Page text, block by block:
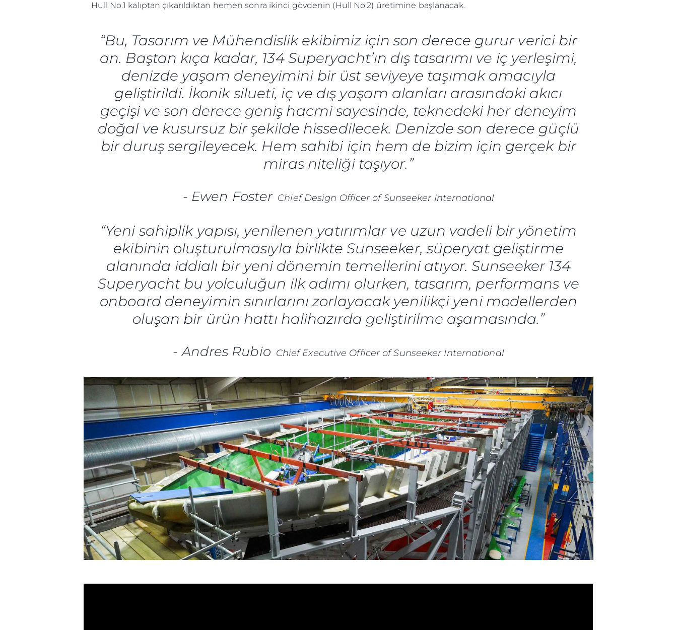
Hull No.1 kalıptan çıkarıldıktan hemen sonra ikinci gövdenin (Hull No.2) üretimine başlanacak.
“Bu, Tasarım ve Mühendislik ekibimiz için son derece gurur verici bir
an. Baştan kıça kadar, 134 Superyacht’ın dış tasarımı ve iç yerleşimi,
denizde yaşam deneyimini bir üst seviyeye taşımak amacıyla
geliştirildi. İkonik silueti, iç ve dış yaşam alanları arasındaki akıcı
geçişi ve son derece geniş hacmi sayesinde, teknedeki her deneyim
doğal ve kusursuz bir şekilde hissedilecek. Denizde son derece güçlü
bir duruş sergileyecek. Hem sahibi için hem de bizim için gerçek bir
miras niteliği taşıyor.”
- Ewen Foster Chief Design Officer of Sunseeker International
“Yeni sahiplik yapısı, yenilenen yatırımlar ve uzun vadeli bir yönetim
ekibinin oluşturulmasıyla birlikte Sunseeker, süperyat geliştirme
alanında iddialı bir yeni dönemin temellerini atıyor. Sunseeker 134
Superyacht bu yolculuğun ilk adımı olurken, tasarım, performans ve
onboard deneyimin sınırlarını zorlayacak yenilikçi yeni modellerden
oluşan bir ürün hattı halihazırda geliştirilme aşamasında.”
-Andres Rubio Chief Executive Officer of Sunseeker International
Teknenizin Piyasa Değerini